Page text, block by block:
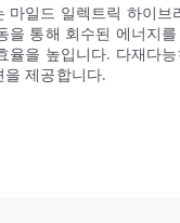
마일드 일렉트릭 하이브
을 통해 회수된 에너지
율을 높입니다. 다재다
제공합니다.